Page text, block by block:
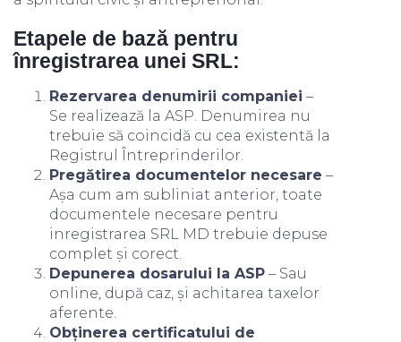
Etapele de bază pentru
înregistrarea unei SRL:
Rezervarea denumirii companiei –
Se realizează la ASP. Denumirea nu
trebuie să coincidă cu cea existentă la
Registrul Întreprinderilor.
Pregătirea documentelor necesare –
Așa cum am subliniat anterior, toate
documentele necesare pentru
inregistrarea SRL MD trebuie depuse
complet și corect.
Depunerea dosarului la ASP – Sau
online, după caz, și achitarea taxelor
aferente.
Obținerea certificatului de